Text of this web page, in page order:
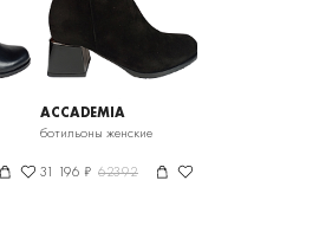
ACCADEMIA
ботильоны женские
31 196 ₽ 62392